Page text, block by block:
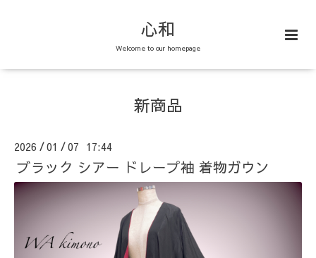
心和
Welcome to our homepage
新商品
2026 /01 /07 17:44
ブラック シアー ドレープ袖 着物ガウン